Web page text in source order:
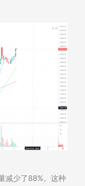
减少了88%。这种